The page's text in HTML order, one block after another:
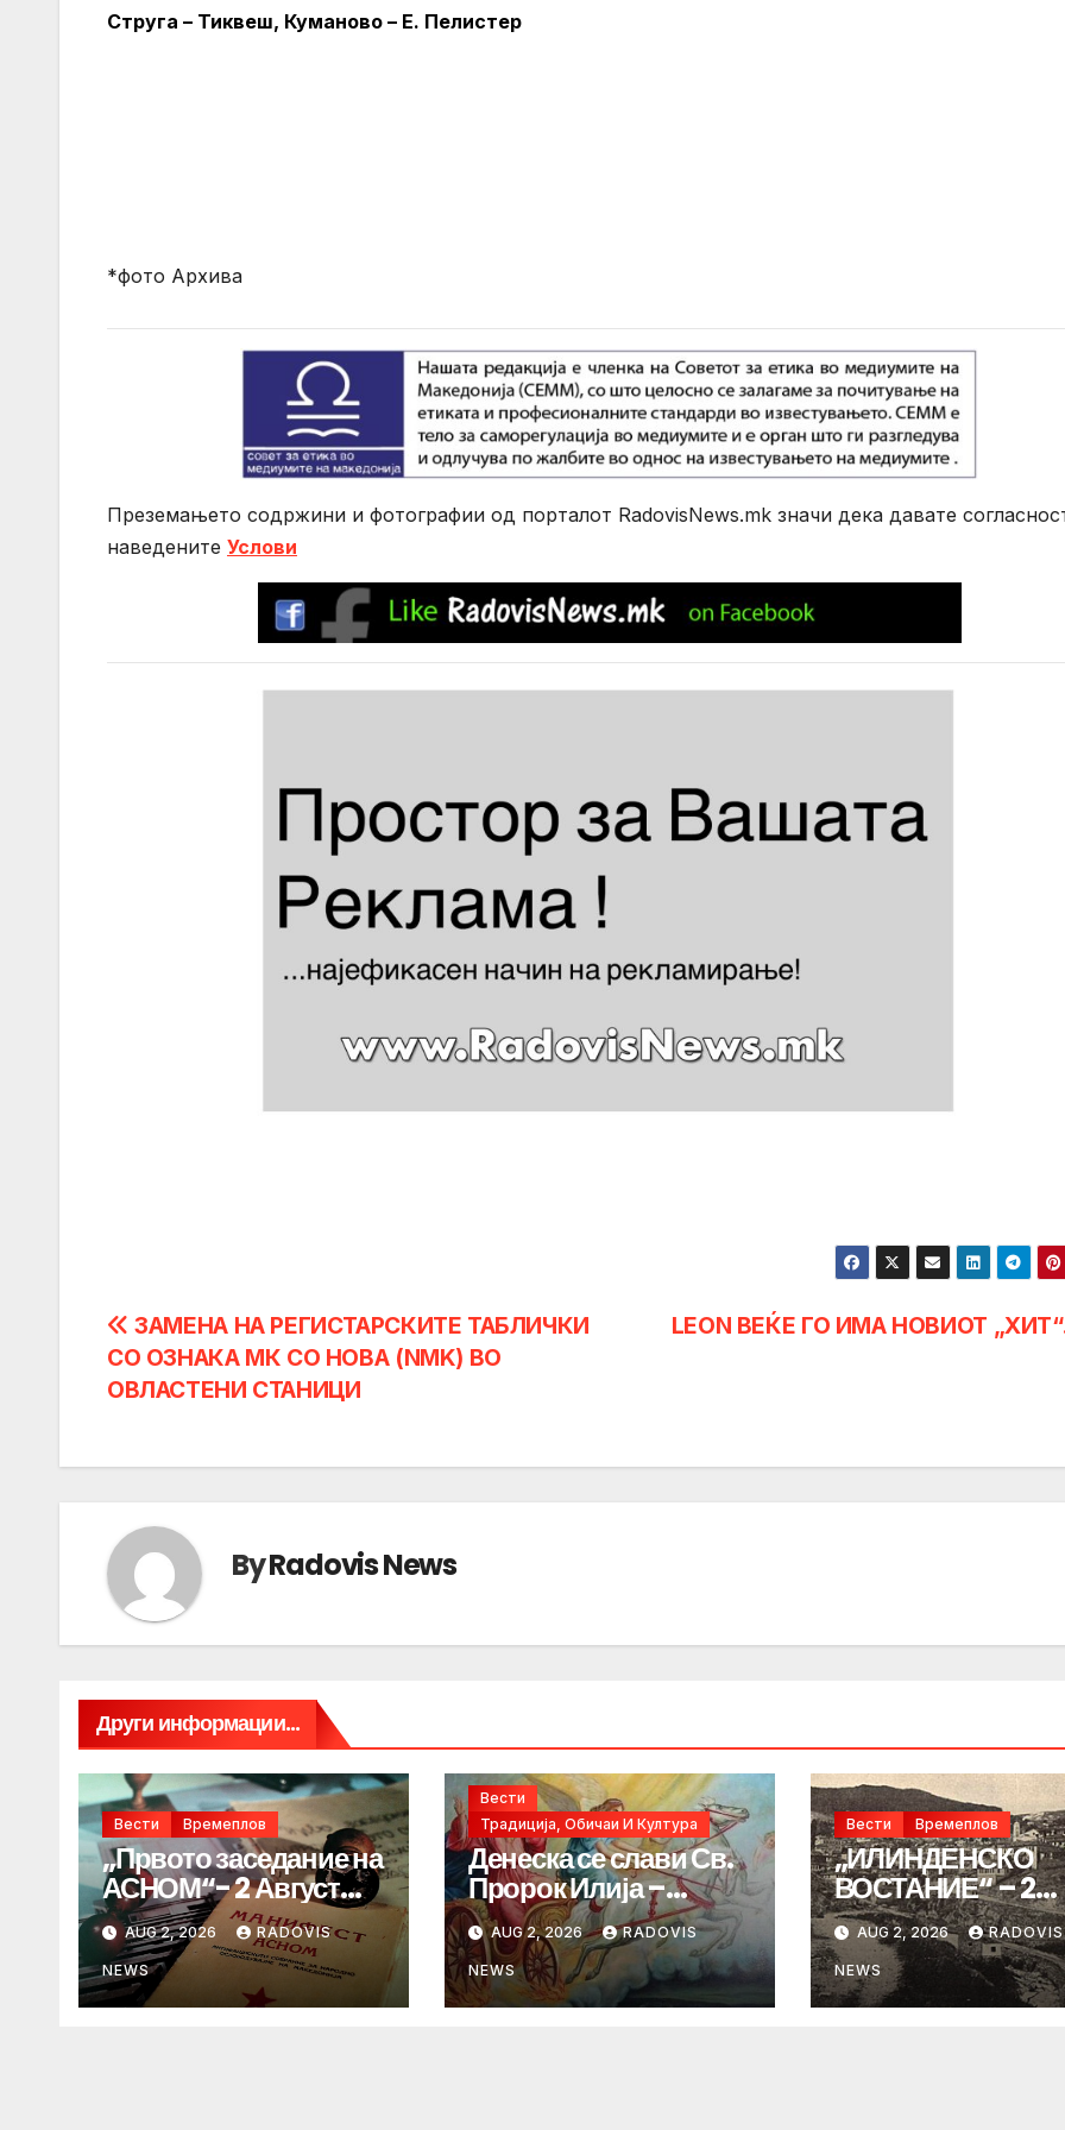
Струга – Тиквеш, Куманово – Е. Пелистер
*фото Архива
Преземањето содржини и фотографии од порталот RadovisNews.mk значи дека давате
нaведените Услови
Post
navigation
LEON ВЕЌЕ ГО ИМА НОВИОТ
ЗАМЕНА НА РЕГИСТАРСКИТЕ ТАБЛИЧКИ
СО ОЗНАКА МК СО НОВА (NMK) ВО
ОВЛАСТЕНИ СТАНИЦИ
ByRadovis News
Други информации...
Вести Времеплов
„Првото заседание на
АСНОМ“- 2 Август
1944 год.
AUG 2, 2026 RADOVIS
NEWS
Вести
Традиција, Обичаи И Култура
Денеска се слави Св.
Пророк Илија –
„ИЛИНДЕН“
AUG 2, 2026 RADOVIS
NEWS
Вести Времеплов
„ИЛИНДЕНСКО
ВОСТАНИЕ“ – 2
Август 1903 год.
AUG 2, 2026 RADOVIS
NEWS